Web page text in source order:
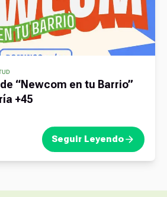
“Newcom en tu Barrio”
+45
Seguir Leyendo